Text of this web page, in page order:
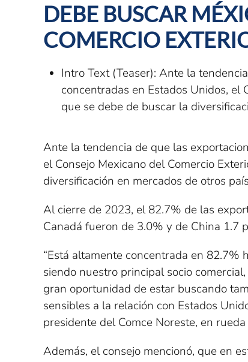
DEBE BUSCAR
COMERCIO
Intro Text (Teaser): Ante la
concentradas en Estados Unidos, el
que se debe de buscar la
Ante la tendencia de que las
el Consejo Mexicano del Comercio
diversificación en mercados de otros
Al cierre de 2023, el 82.7% de las
Canadá fueron de 3.0% y de China 1.7
“Está altamente concentrada en 82.7%
siendo nuestro principal socio
gran oportunidad de estar buscando
sensibles a la relación con Estados
presidente del Comce Noreste, en
Además, el consejo mencionó, que en